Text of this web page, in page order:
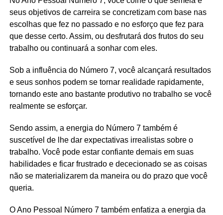
seus objetivos de carreira se concretizam com base nas
escolhas que fez no passado e no esforço que fez para
que desse certo. Assim, ou desfrutará dos frutos do seu
trabalho ou continuará a sonhar com eles.
Sob a influência do Número 7, você alcançará resultados
e seus sonhos podem se tornar realidade rapidamente,
tornando este ano bastante produtivo no trabalho se você
realmente se esforçar.
Sendo assim, a energia do Número 7 também é
suscetível de lhe dar expectativas irrealistas sobre o
trabalho. Você pode estar confiante demais em suas
habilidades e ficar frustrado e dececionado se as coisas
não se materializarem da maneira ou do prazo que você
queria.
O Ano Pessoal Número 7 também enfatiza a energia da